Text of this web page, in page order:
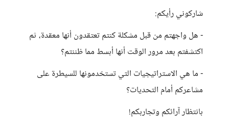
شاركوني رأيكم:
- هل واجهتم من قبل مشكلة كنتم تعتقدون أنها معقدة، ثم
اكتشفتم بعد مرور الوقت أنها أبسط مما ظننتم؟
- ما هي الاستراتيجيات التي تستخدمونها للسيطرة على
مشاعركم أمام التحديات؟
بانتظار آرائكم وتجاربكم!